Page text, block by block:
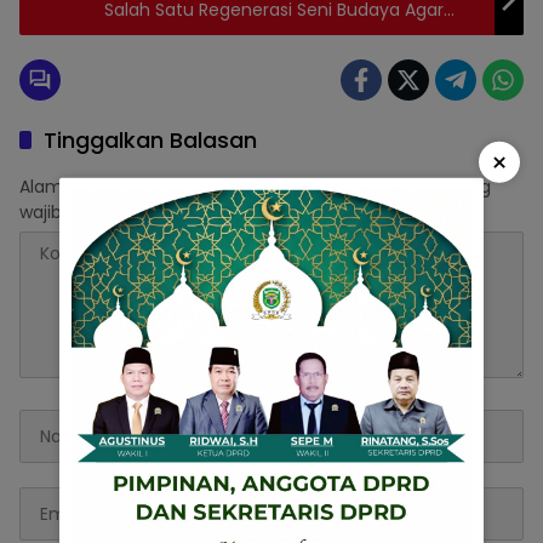
Salah Satu Regenerasi Seni Budaya Agar
Tidak Hilang Ditengah Kemajuan Zaman
Tinggalkan Balasan
Alamat email Anda tidak akan dipublikasikan.
Ruas yang
wajib ditandai*
×